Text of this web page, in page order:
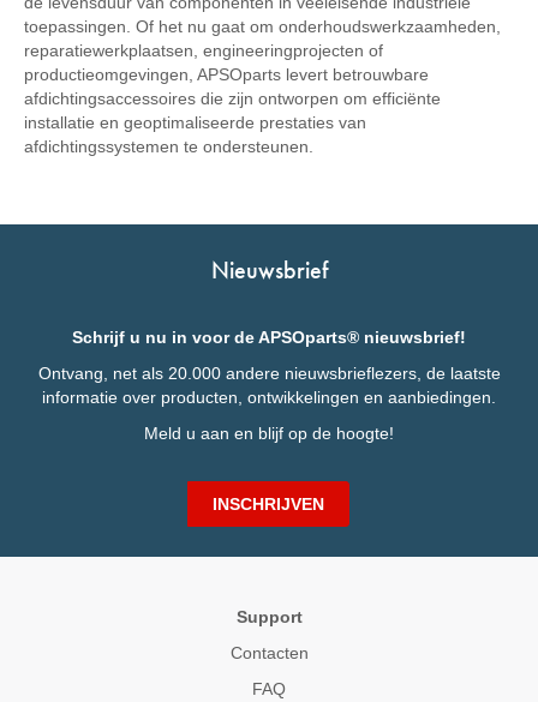
toepassingen. Of het nu gaat om onderhoudswerkzaamheden,
reparatiewerkplaatsen, engineeringprojecten of
productieomgevingen, APSOparts levert betrouwbare
afdichtingsaccessoires die zijn ontworpen om efficiënte
installatie en geoptimaliseerde prestaties van
afdichtingssystemen te ondersteunen.
Nieuwsbrief
Schrijf u nu in voor de APSOparts® nieuwsbrief!
Ontvang, net als 20.000 andere nieuwsbrieflezers, de laatste
informatie over producten, ontwikkelingen en aanbiedingen.
Meld u aan en blijf op de hoogte!
INSCHRIJVEN
Support
Contacten
FAQ